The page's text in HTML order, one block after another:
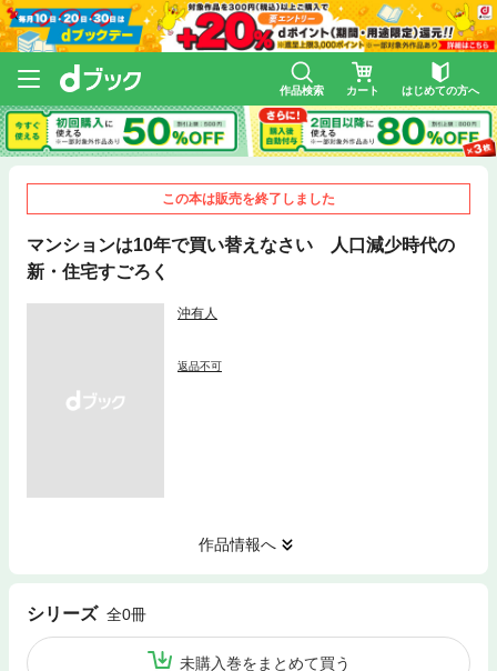
作品検索 カート はじめての方へ
この本は販売を終了しました
マンションは10年で買い替えなさい 人口減少時代の
新・住宅すごろく
沖有人
返品不可
作品情報へ
シリーズ 全0冊
未購入巻をまとめて買う